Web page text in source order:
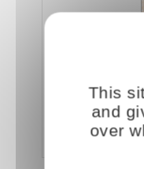
Le jour où
consciemment,
que le Créateur
This
and
over